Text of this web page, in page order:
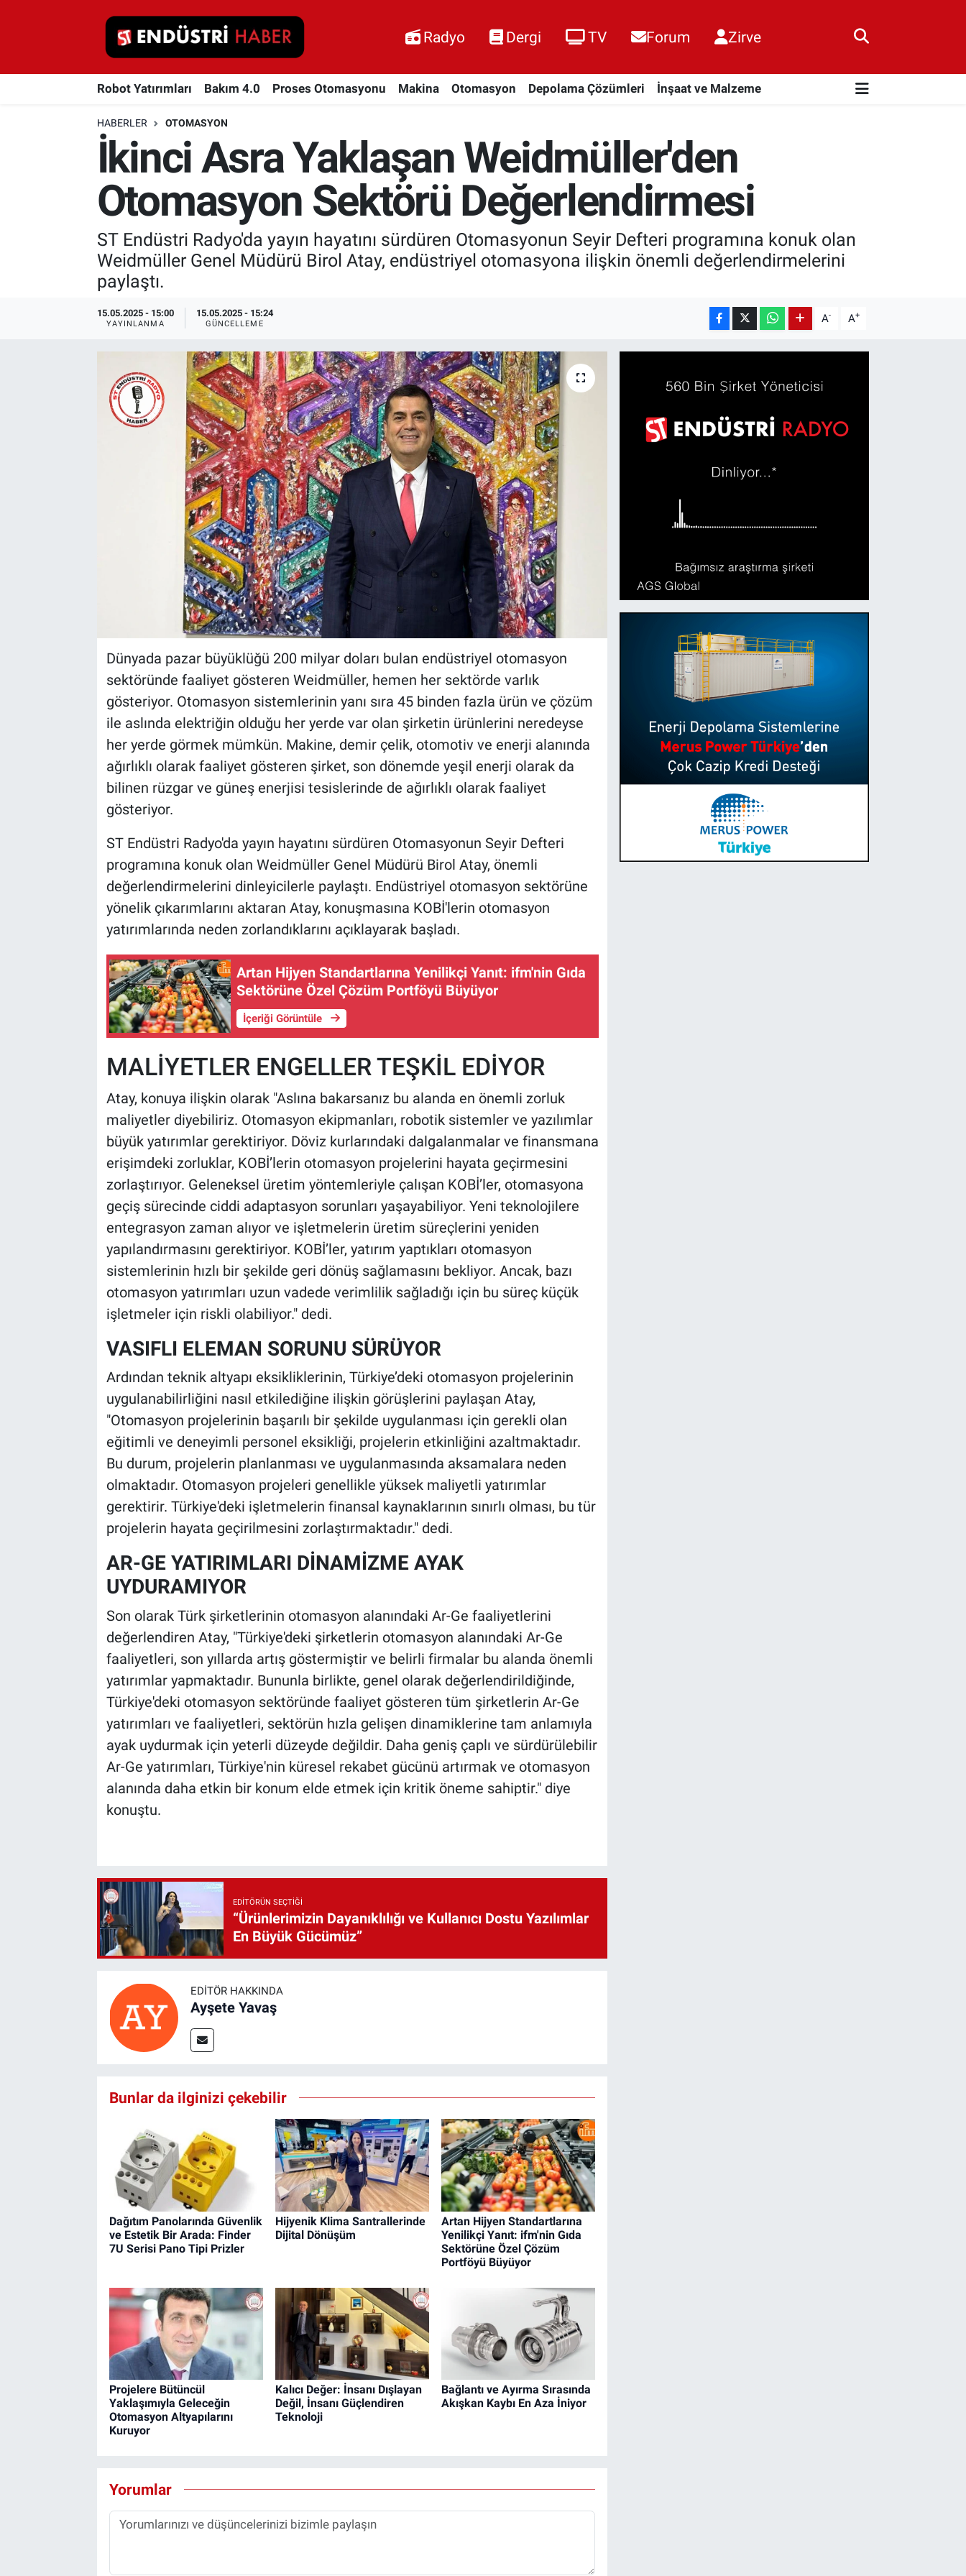
Radyo Dergi TV Forum Zirve
Robot Yatırımları Bakım 4.0 Proses Otomasyonu Makina Otomasyon Depolama Çözümleri İnşaat ve Malzeme
HABERLER OTOMASYON
İkinci Asra Yaklaşan Weidmüller'den
Otomasyon Sektörü Değerlendirmesi
ST Endüstri Radyo'da yayın hayatını sürdüren Otomasyonun Seyir Defteri programına konuk olan
Weidmüller Genel Müdürü Birol Atay, endüstriyel otomasyona ilişkin önemli değerlendirmelerini
paylaştı.
15.05.2025 - 15:00
YAYINLANMA
15.05.2025 - 15:24
GÜNCELLEME A- A+
Dünyada pazar büyüklüğü 200 milyar doları bulan endüstriyel otomasyon
sektöründe faaliyet gösteren Weidmüller, hemen her sektörde varlık
gösteriyor. Otomasyon sistemlerinin yanı sıra 45 binden fazla ürün ve çözüm
ile aslında elektriğin olduğu her yerde var olan şirketin ürünlerini neredeyse
her yerde görmek mümkün. Makine, demir çelik, otomotiv ve enerji alanında
ağırlıklı olarak faaliyet gösteren şirket, son dönemde yeşil enerji olarak da
bilinen rüzgar ve güneş enerjisi tesislerinde de ağırlıklı olarak faaliyet
gösteriyor.
ST Endüstri Radyo'da yayın hayatını sürdüren Otomasyonun Seyir Defteri
programına konuk olan Weidmüller Genel Müdürü Birol Atay, önemli
değerlendirmelerini dinleyicilerle paylaştı. Endüstriyel otomasyon sektörüne
yönelik çıkarımlarını aktaran Atay, konuşmasına KOBİ'lerin otomasyon
yatırımlarında neden zorlandıklarını açıklayarak başladı.
Artan Hijyen Standartlarına Yenilikçi Yanıt: ifm'nin Gıda
Sektörüne Özel Çözüm Portföyü Büyüyor
İçeriği Görüntüle
MALİYETLER ENGELLER TEŞKİL EDİYOR
Atay, konuya ilişkin olarak "Aslına bakarsanız bu alanda en önemli zorluk
maliyetler diyebiliriz. Otomasyon ekipmanları, robotik sistemler ve yazılımlar
büyük yatırımlar gerektiriyor. Döviz kurlarındaki dalgalanmalar ve finansmana
erişimdeki zorluklar, KOBİ’lerin otomasyon projelerini hayata geçirmesini
zorlaştırıyor. Geleneksel üretim yöntemleriyle çalışan KOBİ’ler, otomasyona
geçiş sürecinde ciddi adaptasyon sorunları yaşayabiliyor. Yeni teknolojilere
entegrasyon zaman alıyor ve işletmelerin üretim süreçlerini yeniden
yapılandırmasını gerektiriyor. KOBİ’ler, yatırım yaptıkları otomasyon
sistemlerinin hızlı bir şekilde geri dönüş sağlamasını bekliyor. Ancak, bazı
otomasyon yatırımları uzun vadede verimlilik sağladığı için bu süreç küçük
işletmeler için riskli olabiliyor." dedi.
VASIFLI ELEMAN SORUNU SÜRÜYOR
Ardından teknik altyapı eksikliklerinin, Türkiye’deki otomasyon projelerinin
uygulanabilirliğini nasıl etkilediğine ilişkin görüşlerini paylaşan Atay,
"Otomasyon projelerinin başarılı bir şekilde uygulanması için gerekli olan
eğitimli ve deneyimli personel eksikliği, projelerin etkinliğini azaltmaktadır.
Bu durum, projelerin planlanması ve uygulanmasında aksamalara neden
olmaktadır. Otomasyon projeleri genellikle yüksek maliyetli yatırımlar
gerektirir. Türkiye'deki işletmelerin finansal kaynaklarının sınırlı olması, bu tür
projelerin hayata geçirilmesini zorlaştırmaktadır." dedi.
AR-GE YATIRIMLARI DİNAMİZME AYAK
UYDURAMIYOR
Son olarak Türk şirketlerinin otomasyon alanındaki Ar-Ge faaliyetlerini
değerlendiren Atay, "Türkiye'deki şirketlerin otomasyon alanındaki Ar-Ge
faaliyetleri, son yıllarda artış göstermiştir ve belirli firmalar bu alanda önemli
yatırımlar yapmaktadır. Bununla birlikte, genel olarak değerlendirildiğinde,
Türkiye'deki otomasyon sektöründe faaliyet gösteren tüm şirketlerin Ar-Ge
yatırımları ve faaliyetleri, sektörün hızla gelişen dinamiklerine tam anlamıyla
ayak uydurmak için yeterli düzeyde değildir. Daha geniş çaplı ve sürdürülebilir
Ar-Ge yatırımları, Türkiye'nin küresel rekabet gücünü artırmak ve otomasyon
alanında daha etkin bir konum elde etmek için kritik öneme sahiptir." diye
konuştu.
EDITÖRÜN SEÇTIĞI
“Ürünlerimizin Dayanıklılığı ve Kullanıcı Dostu Yazılımlar
En Büyük Gücümüz”
EDITÖR HAKKINDA
Ayşete Yavaş
Bunlar da ilginizi çekebilir
Dağıtım Panolarında Güvenlik
ve Estetik Bir Arada: Finder
7U Serisi Pano Tipi Prizler
Hijyenik Klima Santrallerinde
Dijital Dönüşüm
Artan Hijyen Standartlarına
Yenilikçi Yanıt: ifm'nin Gıda
Sektörüne Özel Çözüm
Portföyü Büyüyor
Projelere Bütüncül
Yaklaşımıyla Geleceğin
Otomasyon Altyapılarını
Kuruyor
Kalıcı Değer: İnsanı Dışlayan
Değil, İnsanı Güçlendiren
Teknoloji
Bağlantı ve Ayırma Sırasında
Akışkan Kaybı En Aza İniyor
Yorumlar
Robot Yatırımları
Proses Otomasyonu
Otomasyon
Depolama Çözümleri
İnşaat ve Malzeme
HaberOrtak
EndüstriST
Enerjisini Üreten Fabrikalar
Endüstri 4.0 Uygulamaları